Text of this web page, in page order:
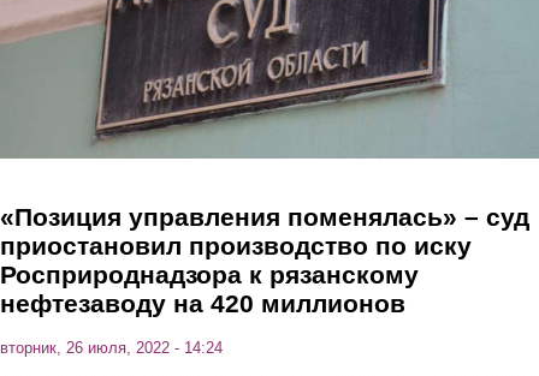
«Позиция управления поменялась» – суд
приостановил производство по иску
Росприроднадзора к рязанскому
нефтезаводу на 420 миллионов
вторник, 26 июля, 2022 - 14:24